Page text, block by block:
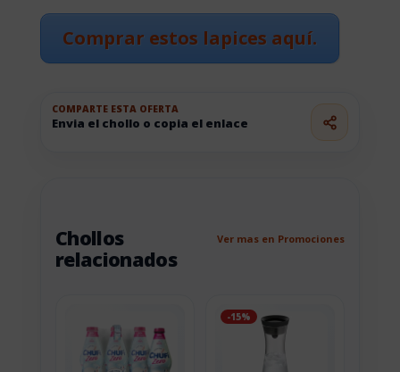
Comprar estos lapices aquí.
COMPARTE ESTA OFERTA
Envia el chollo o copia el enlace
Chollos
relacionados
Ver mas en Promociones
-15%